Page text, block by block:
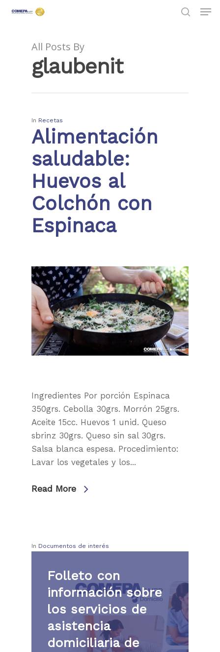
Hit enter to search or ESC to close
All Posts By
glaubenit
In Recetas
Alimentación
saludable:
Huevos al
Colchón con
Espinaca
Ingredientes Por porción Espinaca
350grs. Cebolla 30grs. Morrón 25grs.
Aceite 15cc. Huevos 1 unid. Queso
sbrinz 30grs. Queso sin sal 30grs.
Salsa blanca espesa. Procedimiento:
Lavar los vegetales y los...
Read More
In Documentos de interés
Folleto con
información sobre
los servicios de
asistencia
domiciliaria de